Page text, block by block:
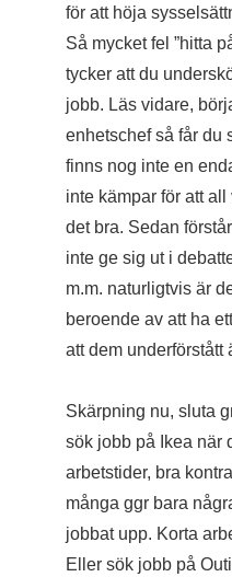
för att höja
Så mycket fel ”hitta
tycker att du
jobb. Läs vidare,
enhetschef så får du
finns nog inte en
inte kämpar för att
det bra. Sedan
inte ge sig ut i
m.m. naturligtvis är
beroende av att ha
att dem underförstått
Skärpning nu, sluta
sök jobb på Ikea när
arbetstider, bra
många ggr bara
jobbat upp. Korta
Eller sök jobb på